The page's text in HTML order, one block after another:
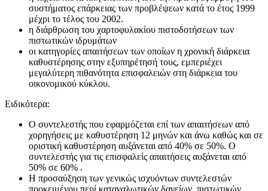
συστήματος επάρκειας των προβλέψεων κατά το έτος 1999
μέχρι το τέλος του 2002.
η διάρθρωση του χαρτοφυλακίου πιστοδοτήσεων των
πιστωτικών ιδρυμάτων
οι κατηγορίες απαιτήσεων των οποίων η χρονική διάρκεια
καθυστέρησης στην εξυπηρέτησή τους, εμπεριέχει
μεγαλύτερη πιθανότητα επισφαλειών στη διάρκεια του
οικονομικού κύκλου.
Ειδικότερα:
Ο συντελεστής που εφαρμόζεται επί των απαιτήσεων από
χορηγήσεις με καθυστέρηση 12 μηνών και άνω καθώς και σε
οριστική καθυστέρηση αυξάνεται από 40% σε 50%. Ο
συντελεστής για τις επισφαλείς απαιτήσεις αυξάνεται από
50% σε 60% .
Η προσαύξηση των γενικώς ισχυόντων συντελεστών
προκειμένου περί καταναλωτικών δανείων, πιστωτικών